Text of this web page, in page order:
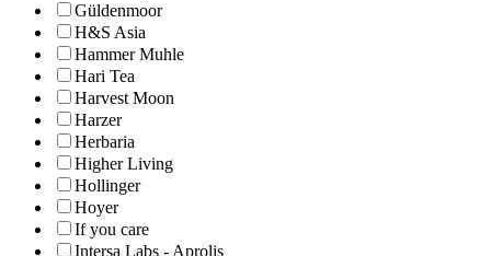
Güldenmoor
H&S Asia
Hammer Muhle
Hari Tea
Harvest Moon
Harzer
Herbaria
Higher Living
Hollinger
Hoyer
If you care
Intersa Labs - Aprolis